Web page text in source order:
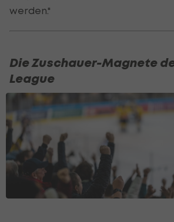
werden."
Die Zuschauer-Magnete
League